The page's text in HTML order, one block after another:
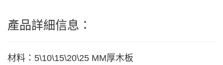
產品詳細信息：
材料：5\10\15\20\25 MM厚木板